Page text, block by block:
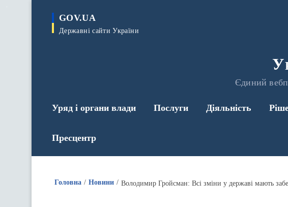
GOV.UA
Державні сайти України
Єдиний
Уряд і органи влади Послуги Діяльність
Пресцентр
Головна Новини Володимир Гройсман: Всі зміни у державі мають